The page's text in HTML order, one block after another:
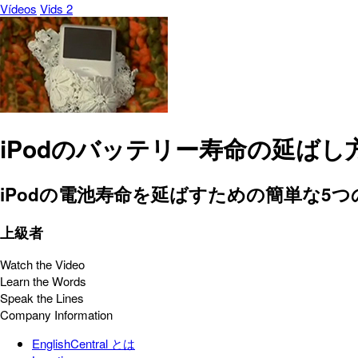
Vídeos Vids 2
iPodのバッテリー寿命の延ばし
iPodの電池寿命を延ばすための簡単な5つ
上級者
Watch the Video
Learn the Words
Speak the Lines
Company Information
EnglishCentral とは